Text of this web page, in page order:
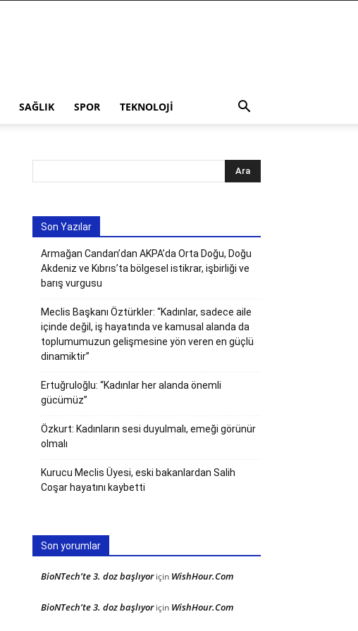
SAĞLIK SPOR TEKNOLOJI
Son Yazılar
Armağan Candan’dan AKPA’da Orta Doğu, Doğu
Akdeniz ve Kıbrıs’ta bölgesel istikrar, işbirliği ve
barış vurgusu
Meclis Başkanı Öztürkler: “Kadınlar, sadece aile
içinde değil, iş hayatında ve kamusal alanda da
toplumumuzun gelişmesine yön veren en güçlü
dinamiktir”
Ertuğruloğlu: “Kadınlar her alanda önemli
gücümüz”
Özkurt: Kadınların sesi duyulmalı, emeği görünür
olmalı
Kurucu Meclis Üyesi, eski bakanlardan Salih
Coşar hayatını kaybetti
Son yorumlar
BioNTech’te 3. doz başlıyoriçin WishHour.Com
BioNTech’te 3. doz başlıyoriçin WishHour.Com